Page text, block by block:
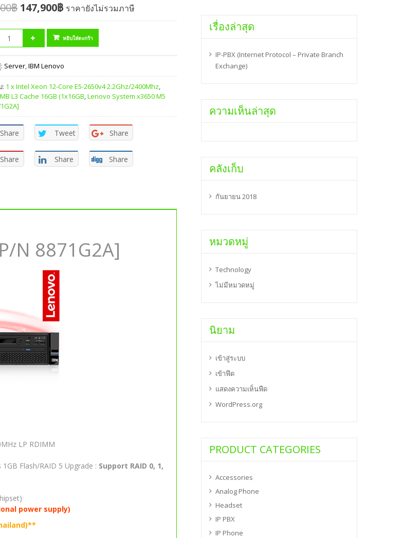
฿ 147,900฿ ราคายังไม่รวมภาษี
หยิบใส่ตะกร้า
Server,IBM Lenovo
: 1 x Intel Xeon 12-Core E5-2650v4 2.2Ghz/2400Mhz,
L3 Cache 16GB (1x16GB,Lenovo System x3650 M5
Share Tweet Share
Share Share Share
N 8871G2A]
LP RDIMM
Flash/RAID 5 Upgrade : Support RAID 0, 1,
power supply)
เรื่องล่าสุด
IP-PBX (Internet Protocol – Private Branch
Exchange)
ความเห็นล่าสุด
คลังเก็บ
กันยายน 2018
หมวดหมู่
Technology
ไม่มีหมวดหมู่
นิยาม
เข้าสู่ระบบ
เข้าฟีด
แสดงความเห็นฟีด
WordPress.org
PRODUCT CATEGORIES
Accessories
Analog Phone
Headset
IP PBX
IP Phone